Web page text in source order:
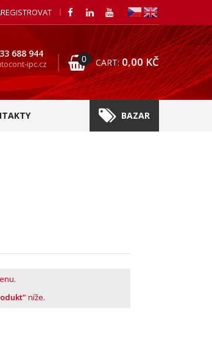
688 944
ipc.cz 0 CART: 0,00KČ
BAZAR
níže.